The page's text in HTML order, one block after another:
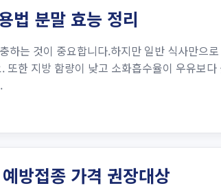
법 분말 효능 정리
하는 것이 중요합니다.하지만 일반 식사만으
또한 지방 함량이 낮고 소화흡수율이 우유보
방접종 가격 권장대상